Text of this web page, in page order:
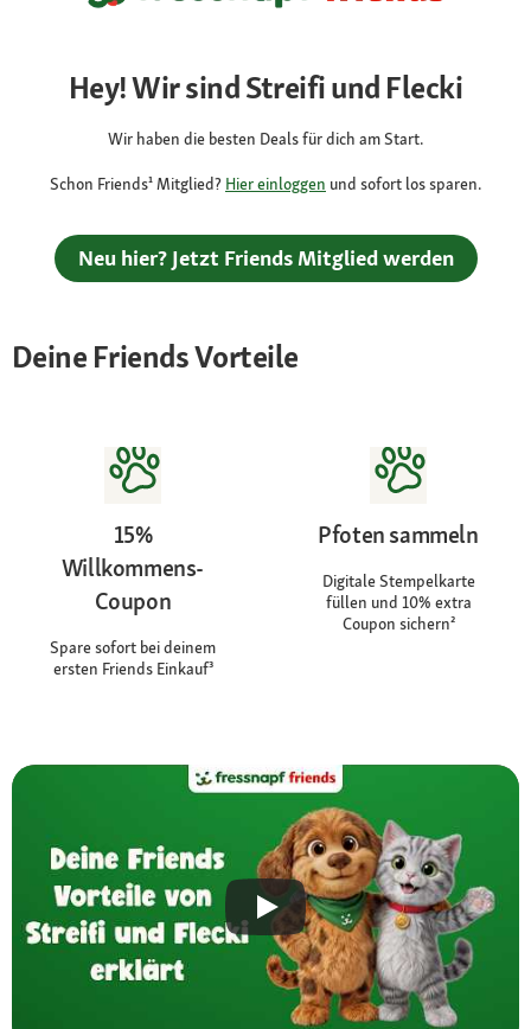
Hey! Wir sind Streifi und Flecki
Wir haben die besten Deals für dich am Start.
Schon Friends¹ Mitglied? Hier einloggen und sofort los sparen.
Neu hier? Jetzt Friends Mitglied werden
Deine Friends Vorteile
15%
Willkommens-
Coupon
Spare sofort bei deinem
ersten Friends Einkauf³
Pfoten sammeln
Digitale Stempelkarte
füllen und 10% extra
Coupon sichern²